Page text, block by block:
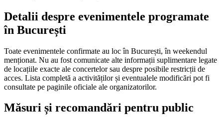
Detalii despre evenimentele programate
în București
Toate evenimentele confirmate au loc în București, în weekendul
menționat. Nu au fost comunicate alte informații suplimentare legate
de locațiile exacte ale concertelor sau despre posibile restricții de
acces. Lista completă a activităților și eventualele modificări pot fi
consultate pe paginile oficiale ale organizatorilor.
Măsuri și recomandări pentru public